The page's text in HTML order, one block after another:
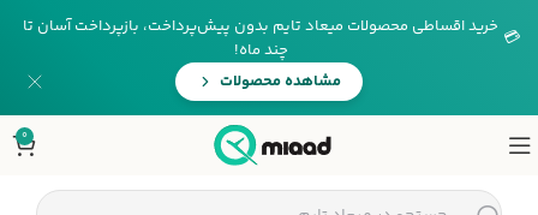
💳 خرید اقساطی محصولات میعاد تایم بدون پیش‌پرداخت، بازپرداخت آسان تا
چند ماه!
مشاهده محصولات
0